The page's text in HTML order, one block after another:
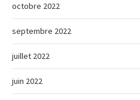
octobre 2022
septembre 2022
juillet 2022
juin 2022